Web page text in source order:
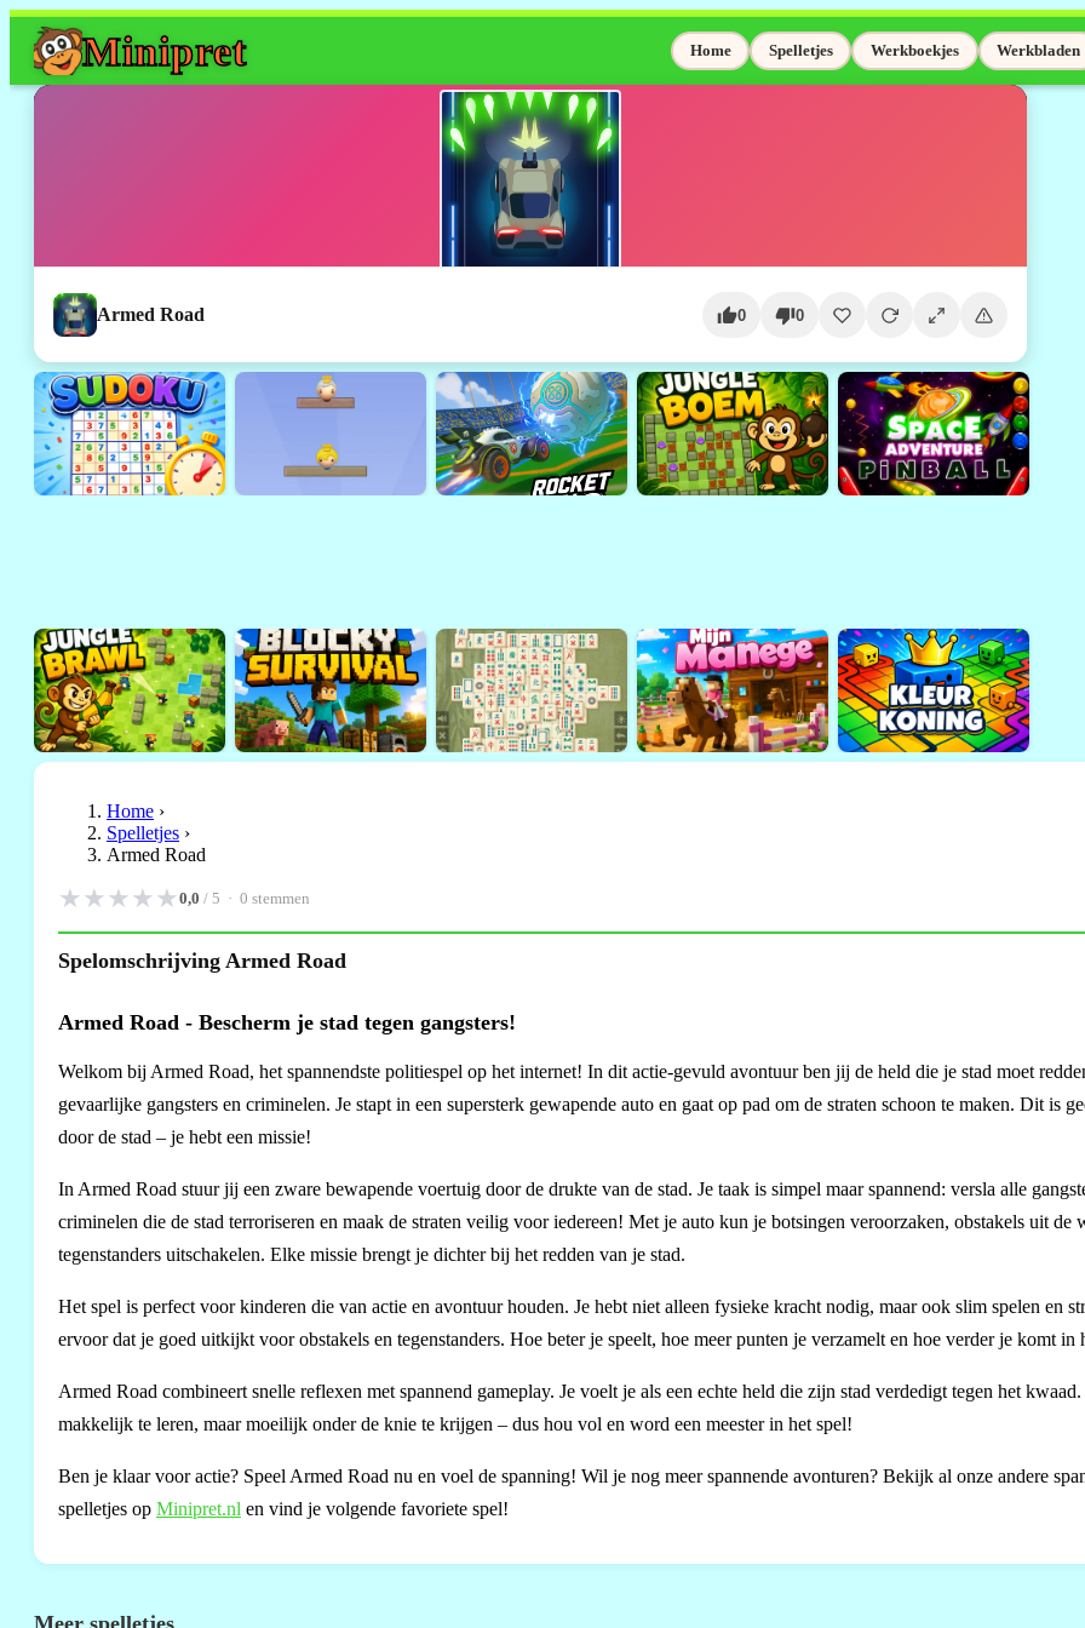
Minipret Home Spelletjes Werkboekjes Werkbladen
Armed Road 0 0
Home ›
Spelletjes ›
Armed Road
★★★★★0,0 / 5 · 0 stemmen
Spelomschrijving Armed Road
Armed Road - Bescherm je stad tegen gangsters!
Welkom bij Armed Road, het spannendste politiespel op het internet! In dit actie-gevuld avontuur ben jij de held die je stad moet
gevaarlijke gangsters en criminelen. Je stapt in een supersterk gewapende auto en gaat op pad om de straten schoon te maken. Dit is
door de stad – je hebt een missie!
In Armed Road stuur jij een zware bewapende voertuig door de drukte van de stad. Je taak is simpel maar spannend: versla alle
criminelen die de stad terroriseren en maak de straten veilig voor iedereen! Met je auto kun je botsingen veroorzaken, obstakels uit de
tegenstanders uitschakelen. Elke missie brengt je dichter bij het redden van je stad.
Het spel is perfect voor kinderen die van actie en avontuur houden. Je hebt niet alleen fysieke kracht nodig, maar ook slim spelen en
ervoor dat je goed uitkijkt voor obstakels en tegenstanders. Hoe beter je speelt, hoe meer punten je verzamelt en hoe verder je komt in
Armed Road combineert snelle reflexen met spannend gameplay. Je voelt je als een echte held die zijn stad verdedigt tegen het
makkelijk te leren, maar moeilijk onder de knie te krijgen – dus hou vol en word een meester in het spel!
Ben je klaar voor actie? Speel Armed Road nu en voel de spanning! Wil je nog meer spannende avonturen? Bekijk al onze andere
spelletjes op Minipret.nl en vind je volgende favoriete spel!
Meer spelletjes